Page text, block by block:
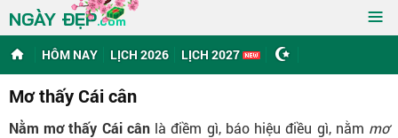
NGÀY ĐẸP.com ≡
HÔM NAY LỊCH 2026 LỊCH 2027
Mơ thấy Cái cân
Nằm mơ thấy Cái cânlà điềm gì, báo hiệu điều gì, nằm mơ